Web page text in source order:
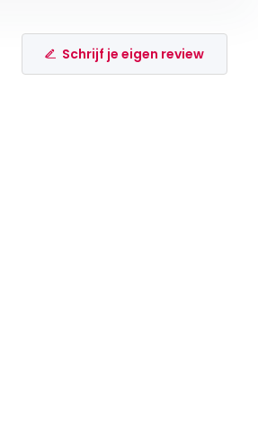
Schrijf je eigen review